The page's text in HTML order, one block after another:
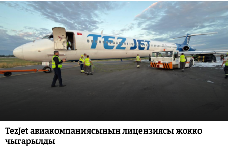
TezJet авиакомпаниясынын лицензиясы жокко
чыгарылды